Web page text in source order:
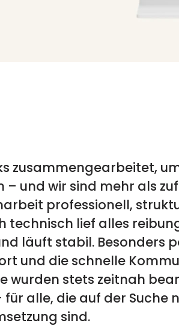
zusammengearbeitet,
– und wir sind mehr als
professionell,
technisch lief alles
läuft stabil. Besonders
und die schnelle
wurden stets zeitnah
alle, die auf der Suche
sind.